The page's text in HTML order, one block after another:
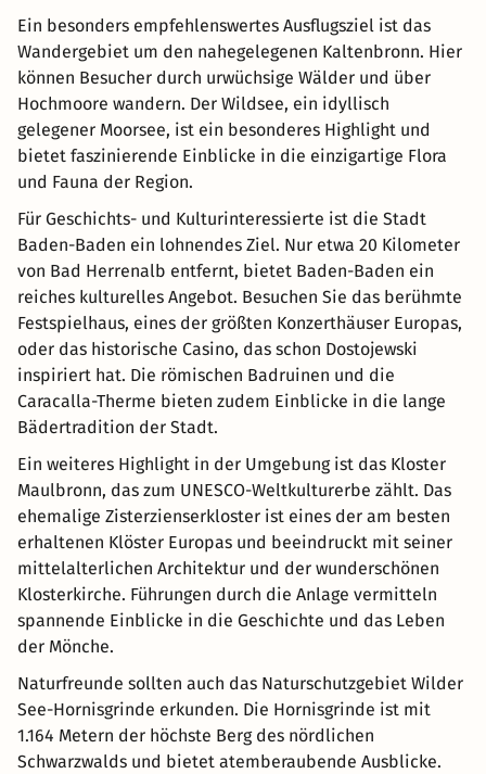
Ein besonders empfehlenswertes Ausflugsziel ist das
Wandergebiet um den nahegelegenen Kaltenbronn. Hier
können Besucher durch urwüchsige Wälder und über
Hochmoore wandern. Der Wildsee, ein idyllisch
gelegener Moorsee, ist ein besonderes Highlight und
bietet faszinierende Einblicke in die einzigartige Flora
und Fauna der Region.
Für Geschichts- und Kulturinteressierte ist die Stadt
Baden-Baden ein lohnendes Ziel. Nur etwa 20 Kilometer
von Bad Herrenalb entfernt, bietet Baden-Baden ein
reiches kulturelles Angebot. Besuchen Sie das berühmte
Festspielhaus, eines der größten Konzerthäuser Europas,
oder das historische Casino, das schon Dostojewski
inspiriert hat. Die römischen Badruinen und die
Caracalla-Therme bieten zudem Einblicke in die lange
Bädertradition der Stadt.
Ein weiteres Highlight in der Umgebung ist das Kloster
Maulbronn, das zum UNESCO-Weltkulturerbe zählt. Das
ehemalige Zisterzienserkloster ist eines der am besten
erhaltenen Klöster Europas und beeindruckt mit seiner
mittelalterlichen Architektur und der wunderschönen
Klosterkirche. Führungen durch die Anlage vermitteln
spannende Einblicke in die Geschichte und das Leben
der Mönche.
Naturfreunde sollten auch das Naturschutzgebiet Wilder
See-Hornisgrinde erkunden. Die Hornisgrinde ist mit
1.164 Metern der höchste Berg des nördlichen
Schwarzwalds und bietet atemberaubende Ausblicke.